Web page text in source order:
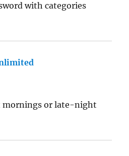
with categories
mornings or late-night